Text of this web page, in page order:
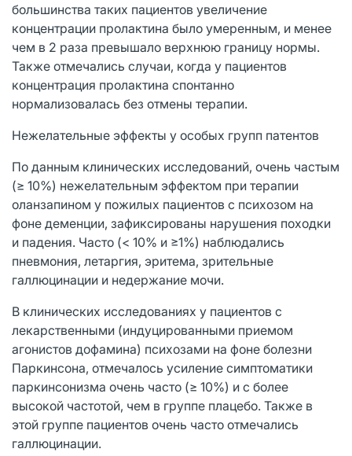
большинства таких пациентов увеличение
концентрации пролактина было умеренным, и менее
чем в 2 раза превышало верхнюю границу нормы.
Также отмечались случаи, когда у пациентов
концентрация пролактина спонтанно
нормализовалась без отмены терапии.
Нежелательные эффекты у особых групп патентов
По данным клинических исследований, очень частым
(≥ 10%) нежелательным эффектом при терапии
оланзапином у пожилых пациентов с психозом на
фоне деменции, зафиксированы нарушения походки
и падения. Часто (< 10% и ≥1%) наблюдались
пневмония, летаргия, эритема, зрительные
галлюцинации и недержание мочи.
В клинических исследованиях у пациентов с
лекарственными (индуцированными приемом
агонистов дофамина) психозами на фоне болезни
Паркинсона, отмечалось усиление симптоматики
паркинсонизма очень часто (≥ 10%) и с более
высокой частотой, чем в группе плацебо. Также в
этой группе пациентов очень часто отмечались
галлюцинации.